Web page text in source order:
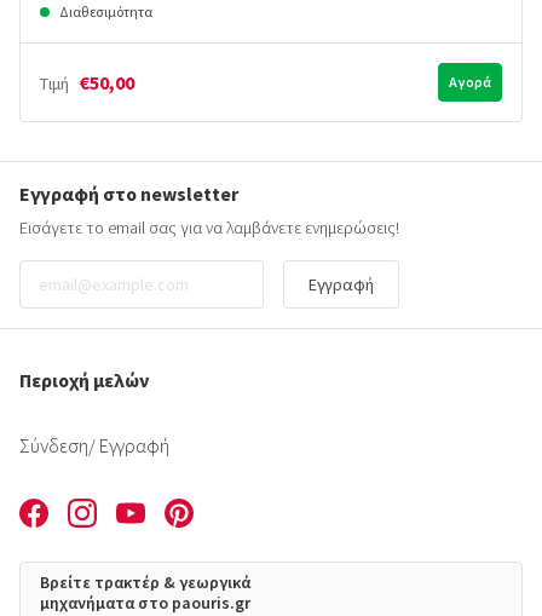
Διαθεσιμότητα
Τιμή €50,00 Αγορά
Εγγραφή στο newsletter
Εισάγετε το email σας για να λαμβάνετε ενημερώσεις!
Εγγραφή
Περιοχή μελών
Σύνδεση/ Εγγραφή
Βρείτε τρακτέρ & γεωργικά
μηχανήματα στο paouris.gr